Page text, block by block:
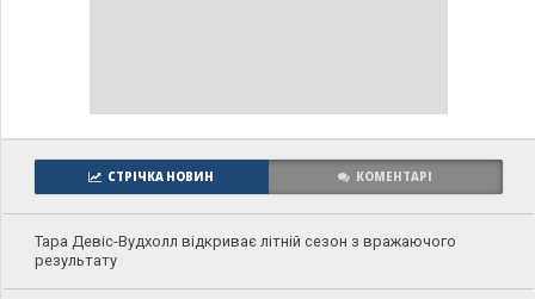
СТРІЧКА НОВИН КОМЕНТАРІ
Тара Девіс-Вудхолл відкриває літній сезон з вражаючого
результату